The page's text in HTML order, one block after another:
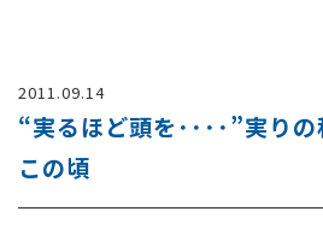
コンテンツ
2011.09.14
“実るほど頭を････”実り
この頃